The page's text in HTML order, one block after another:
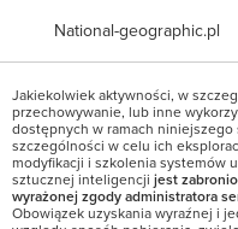
National-geographic.pl
Jakiekolwiek aktywności, w
przechowywanie, lub inne
dostępnych w ramach
szczególności w celu ich
modyfikacji i szkolenia systemów
sztucznej inteligencji jest
wyrażonej zgody administratora
Obowiązek uzyskania wyraźnej i